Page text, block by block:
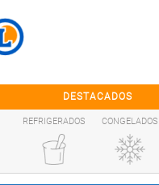
DESTACADOS
REFRIGERADOS CONGELADOS